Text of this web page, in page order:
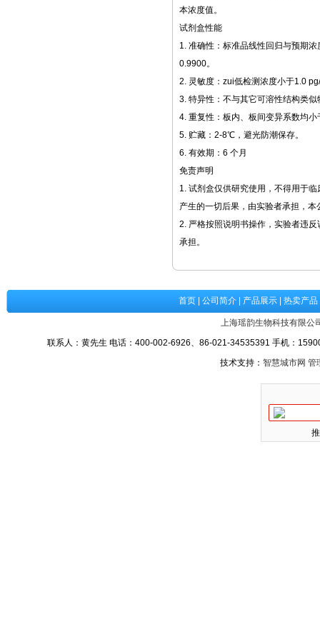
本浓度值。
试剂盒性能
1. 准确性：标准品线性回归与预期
0.9900。
2. 灵敏度：zui低检测浓度小于1.0
3. 特异性：不与其它可溶性结构类似
4. 重复性：板内、板间变异系数均小
5. 贮藏：2-8℃，避光防潮保存。
6. 有效期：6 个月
免责声明
1. 试剂盒仅供研究使用，不得用于
产生的一切后果，由实验者承担，本
2. 严格按照说明书操作，实验者违
承担。
首页 公司简介 产品展示 热卖产品
上海瑶韵生物科技有限公
联系人：黄先生 电话：400-002-6926、86-021-34535391 手机：
技术支持： 智慧城市网 管